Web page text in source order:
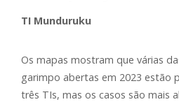
TI Munduruku
Os mapas mostram que várias
garimpo abertas em 2023 estão
três TIs, mas os casos são mais